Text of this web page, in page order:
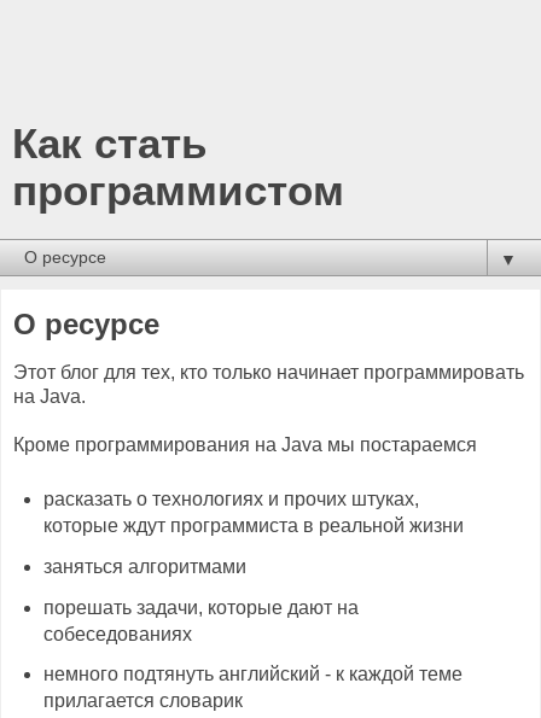
Как стать
программистом
▼
О ресурсе
Этот блог для тех, кто только начинает программировать
на Java.
Кроме программирования на Java мы постараемся
расказать о технологиях и прочих штуках,
которые ждут программиста в реальной жизни
заняться алгоритмами
порешать задачи, которые дают на
собеседованиях
немного подтянуть английский - к каждой теме
прилагается словарик